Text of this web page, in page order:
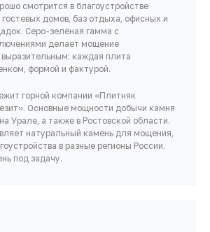
смотрится в благоустройстве
домов, баз отдыха, офисных и
Серо-зелёная гамма с
делает мощение
каждая плита
формой и фактурой.
горной компании «Плитняк
Основные мощности добычи камня
Урале, а также в Ростовской области.
натуральный камень для мощения,
в разные регионы России.
под задачу.